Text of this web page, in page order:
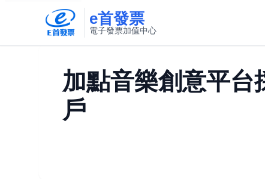
e首發票
電子發票加值中心
加點音樂創意平台
戶